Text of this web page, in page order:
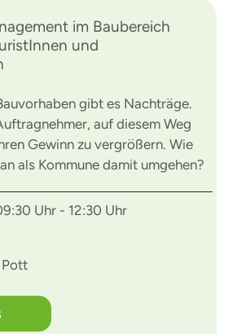
im Baubereich
und
gibt es Nachträge.
auf diesem Weg
Gewinn zu vergrößern. Wie
als Kommune damit umgehen?
Uhr - 12:30 Uhr
Pott